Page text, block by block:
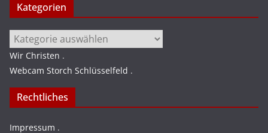
Kategorien
Kategorien
Wir Christen .
Webcam Storch Schlüsselfeld .
Rechtliches
Impressum .